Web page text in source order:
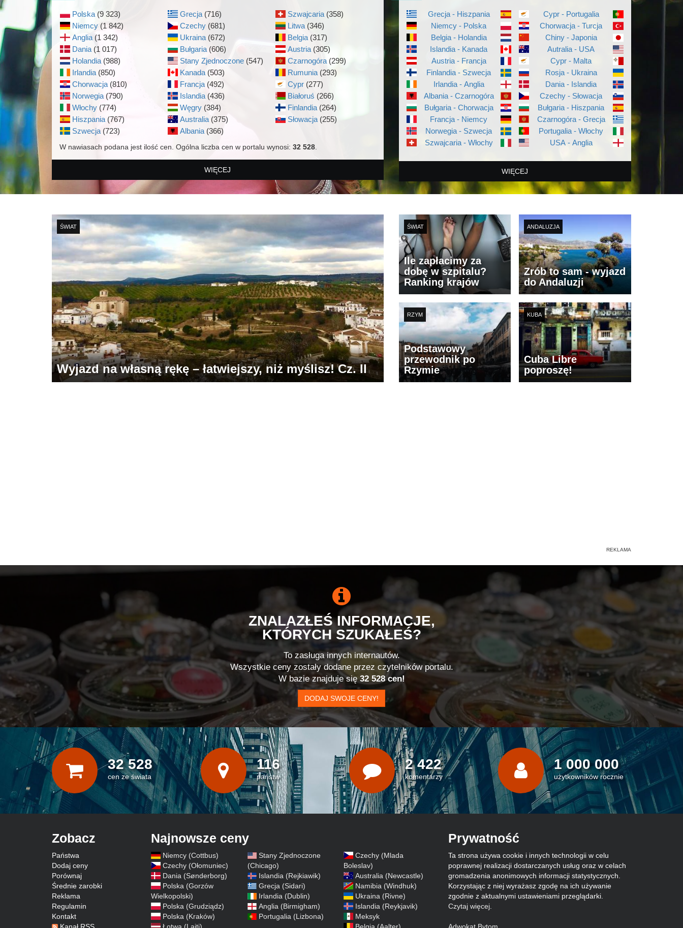
Polska (9 323)
Niemcy (1 842)
Anglia (1 342)
Dania (1 017)
Holandia (988)
Irlandia (850)
Chorwacja (810)
Norwegia (790)
Włochy (774)
Hiszpania (767)
Szwecja (723)
Grecja (716)
Czechy (681)
Ukraina (672)
Bułgaria (606)
Stany Zjednoczone (547)
Kanada (503)
Francja (492)
Islandia (436)
Węgry (384)
Australia (375)
Albania (366)
Szwajcaria (358)
Litwa (346)
Belgia (317)
Austria (305)
Czarnogóra (299)
Rumunia (293)
Cypr (277)
Białoruś (266)
Finlandia (264)
Słowacja (255)
W nawiasach podana jest ilość cen. Ogólna liczba cen w portalu wynosi: 32 528
WIĘCEJ
Grecja - Hiszpania
Niemcy - Polska
Belgia - Holandia
Islandia - Kanada
Austria - Francja
Finlandia - Szwecja
Irlandia - Anglia
Albania - Czarnogóra
Bułgaria - Chorwacja
Francja - Niemcy
Norwegia - Szwecja
Szwajcaria - Włochy
Cypr - Portugalia
Chorwacja - Turcja
Chiny - Japonia
Autralia - USA
Cypr - Malta
Rosja - Ukraina
Dania - Islandia
Czechy - Słowacja
Bułgaria - Hiszpania
Czarnogóra - Grecja
Portugalia - Włochy
USA - Anglia
WIĘCEJ
ŚWIAT
Wyjazd na własną rękę – łatwiejszy, niż myślisz! Cz. II
ŚWIAT
Ile zapłacimy za
dobę w szpitalu?
Ranking krajów
ANDALUZJA
Zrób to sam - wyjazd
do Andaluzji
RZYM
Podstawowy
przewodnik po
Rzymie
KUBA
Cuba Libre
poproszę!
ZNALAZŁEŚ INFORMACJE,
KTÓRYCH SZUKAŁEŚ?
To zasługa innych internautów.
Wszystkie ceny zostały dodane przez czytelników portalu.
W bazie znajduje się32 528 cen!
DODAJ SWOJE CENY!
32 528
cen ze świata
116
państw
2 422
komentarzy
1 000 000
użytkowników rocznie
Zobacz
Państwa
Dodaj ceny
Porównaj
Średnie zarobki
Reklama
Regulamin
Kontakt
Najnowsze ceny
Niemcy (Cottbus)
Czechy (Ołomuniec)
Dania (Sønderborg)
Polska (Gorzów
Wielkopolski)
Polska (Grudziądz)
Polska (Kraków)
Stany Zjednoczone
(Chicago)
Islandia (Rejkiawik)
Grecja (Sidari)
Irlandia (Dublin)
Anglia (Birmigham)
Portugalia (Lizbona)
Czechy (Mlada
Boleslav)
Australia (Newcastle)
Namibia (Windhuk)
Ukraina (Rivne)
Islandia (Reykjavik)
Meksyk
Prywatność
Ta strona używa cookie i innych technologii w celu
poprawnej realizacji dostarczanych usług oraz w celach
gromadzenia anonimowych informacji statystycznych.
Korzystając z niej wyrażasz zgodę na ich używanie
zgodnie z aktualnymi ustawieniami przeglądarki.
Czytaj więcej